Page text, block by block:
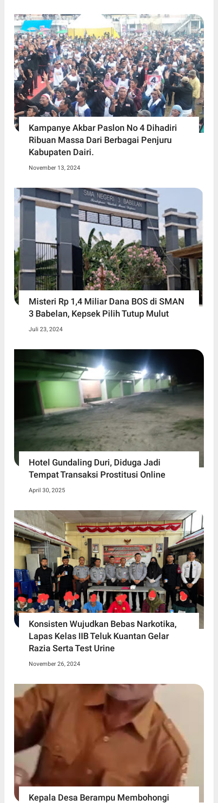
Kampanye Akbar Paslon No 4 Dihadiri
Ribuan Massa Dari Berbagai Penjuru
Kabupaten Dairi.
November 13, 2024
Misteri Rp 1,4 Miliar Dana BOS di SMAN
3 Babelan, Kepsek Pilih Tutup Mulut
Juli 23, 2024
Hotel Gundaling Duri, Diduga Jadi
Tempat Transaksi Prostitusi Online
April 30, 2025
Konsisten Wujudkan Bebas Narkotika,
Lapas Kelas IIB Teluk Kuantan Gelar
Razia Serta Test Urine
November 26, 2024
Kepala Desa Berampu Membohongi